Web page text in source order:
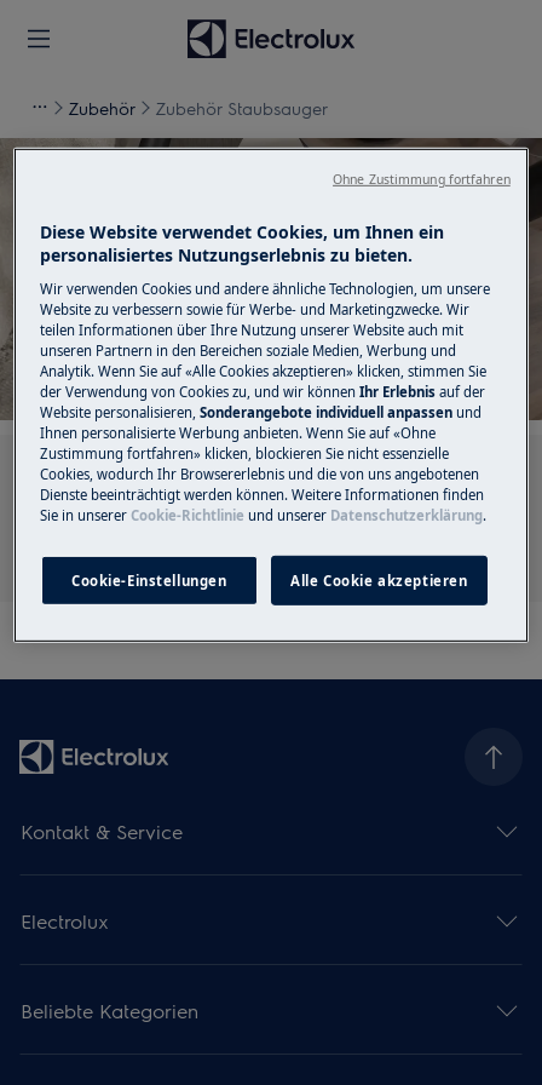
Zubehör Zubehör Staubsauger
Unterstützung für Zubehör
Staubsauger
Suchen Sie in unseren Support-Artikeln
Kontakt & Service
Electrolux
Beliebte Kategorien
Diese Website verwendet Cookies, um Ihnen ein
personalisiertes Nutzungserlebnis zu bieten.
Wir verwenden Cookies und andere ähnliche Technologien, um unsere
Website zu verbessern sowie für Werbe- und Marketingzwecke. Wir
teilen Informationen über Ihre Nutzung unserer Website auch mit
unseren Partnern in den Bereichen soziale Medien, Werbung und
Analytik. Wenn Sie auf «Alle Cookies akzeptieren» klicken, stimmen Sie
der Verwendung von Cookies zu, und wir könnenIhr Erlebnisauf der
Website personalisieren,Sonderangebote individuell anpassen und
Ihnen personalisierte Werbung anbieten. Wenn Sie auf «Ohne
Zustimmung fortfahren» klicken, blockieren Sie nicht essenzielle
Cookies, wodurch Ihr Browsererlebnis und die von uns angebotenen
Dienste beeinträchtigt werden können. Weitere Informationen finden
Sie in unsererCookie-Richtlinie und unserer Datenschutzerklärung.
Cookie-Einstellungen Alle Cookie akzeptieren
Ohne Zustimmung fortfahren